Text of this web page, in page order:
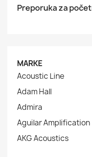
Preporuka za
MARKE
Acoustic Line
Adam Hall
Admira
Aguilar Amplification
AKG Acoustics